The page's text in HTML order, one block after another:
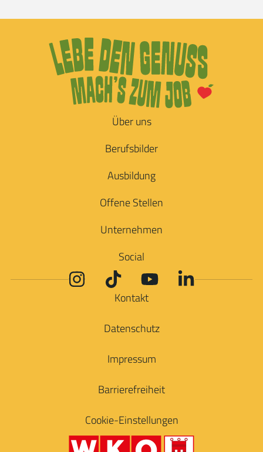
Über uns
Berufsbilder
Ausbildung
Offene Stellen
Unternehmen
Social
Kontakt
Datenschutz
Impressum
Barrierefreiheit
Cookie-Einstellungen